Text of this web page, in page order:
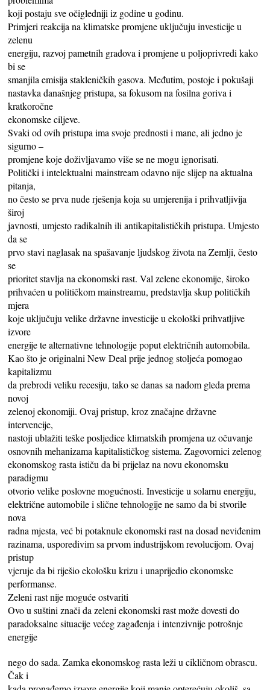
koji postaju sve očigledniji iz godine u godinu.
Primjeri reakcija na klimatske promjene uključuju investicije u
zelenu
energiju, razvoj pametnih gradova i promjene u poljoprivredi kako
bi se
smanjila emisija stakleničkih gasova. Međutim, postoje i pokušaji
nastavka današnjeg pristupa, sa fokusom na fosilna goriva i
kratkoročne
ekonomske ciljeve.
Svaki od ovih pristupa ima svoje prednosti i mane, ali jedno je
sigurno –
promjene koje doživljavamo više se ne mogu ignorisati.
Politički i intelektualni mainstream odavno nije slijep na aktualna
pitanja,
no često se prva nude rješenja koja su umjerenija i prihvatljivija
široj
javnosti, umjesto radikalnih ili antikapitalističkih pristupa. Umjesto
da se
prvo stavi naglasak na spašavanje ljudskog života na Zemlji, često
se
prioritet stavlja na ekonomski rast. Val zelene ekonomije, široko
prihvaćen u političkom mainstreamu, predstavlja skup političkih
mjera
koje uključuju velike državne investicije u ekološki prihvatljive
izvore
energije te alternativne tehnologije poput električnih automobila.
Kao što je originalni New Deal prije jednog stoljeća pomogao
kapitalizmu
da prebrodi veliku recesiju, tako se danas sa nadom gleda prema
novoj
zelenoj ekonomiji. Ovaj pristup, kroz značajne državne
intervencije,
nastoji ublažiti teške posljedice klimatskih promjena uz očuvanje
osnovnih mehanizama kapitalističkog sistema. Zagovornici zelenog
ekonomskog rasta ističu da bi prijelaz na novu ekonomsku
paradigmu
otvorio velike poslovne mogućnosti. Investicije u solarnu energiju,
električne automobile i slične tehnologije ne samo da bi stvorile
nova
radna mjesta, već bi potaknule ekonomski rast na dosad neviđenim
razinama, usporedivim sa prvom industrijskom revolucijom. Ovaj
pristup
vjeruje da bi riješio ekološku krizu i unaprijedio ekonomske
performanse.
Zeleni rast nije moguće ostvariti
Ovo u suštini znači da zeleni ekonomski rast može dovesti do
paradoksalne situacije većeg zagađenja i intenzivnije potrošnje
energije
nego do sada. Zamka ekonomskog rasta leži u cikličnom obrascu.
Čak i